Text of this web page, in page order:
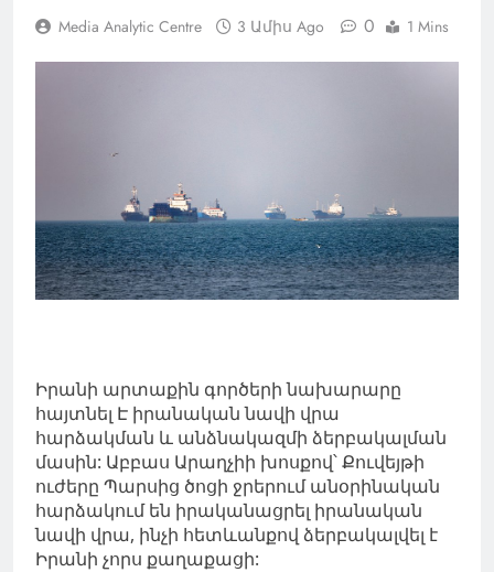
Media Analytic Centre 3 Ամիս Ago 0 1 Mins
Իրանի արտաքին գործերի նախարարը
հայտնել Է իրանական նավի վրա
հարձակման և անձնակազմի ձերբակալման
մասին: Աբբաս Արաղչիի խոսքով՝ Քուվեյթի
ուժերը Պարսից ծոցի ջրերում անօրինական
հարձակում են իրականացրել իրանական
նավի վրա, ինչի հետևանքով ձերբակալվել է
Իրանի չորս քաղաքացի: